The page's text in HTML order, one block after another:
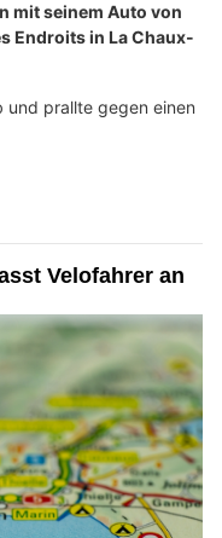
mit seinem Auto von
Endroits in La Chaux-
und prallte gegen einen
Velofahrer an